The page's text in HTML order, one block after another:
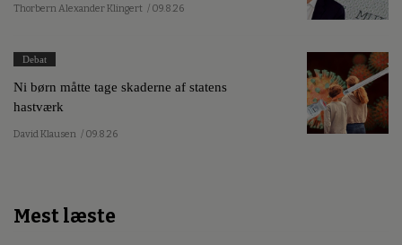
Thorbern Alexander Klingert / 09.8.26
Debat
Ni børn måtte tage skaderne af statens
hastværk
David Klausen / 09.8.26
Mest læste